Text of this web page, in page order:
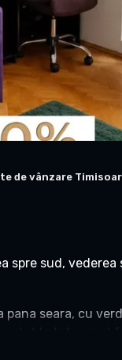
de vânzare
sud, vederea
seara, cu
la tot orasul